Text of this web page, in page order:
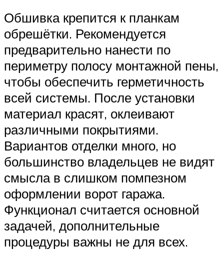
Обшивка крепится к планкам
обрешётки. Рекомендуется
предварительно нанести по
периметру полосу монтажной пены,
чтобы обеспечить герметичность
всей системы. После установки
материал красят, оклеивают
различными покрытиями.
Вариантов отделки много, но
большинство владельцев не видят
смысла в слишком помпезном
оформлении ворот гаража.
Функционал считается основной
задачей, дополнительные
процедуры важны не для всех.